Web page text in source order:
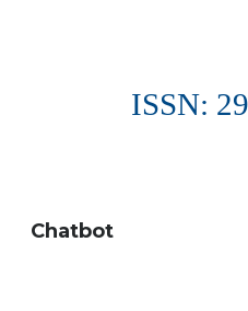
ISSN:
Chatbot